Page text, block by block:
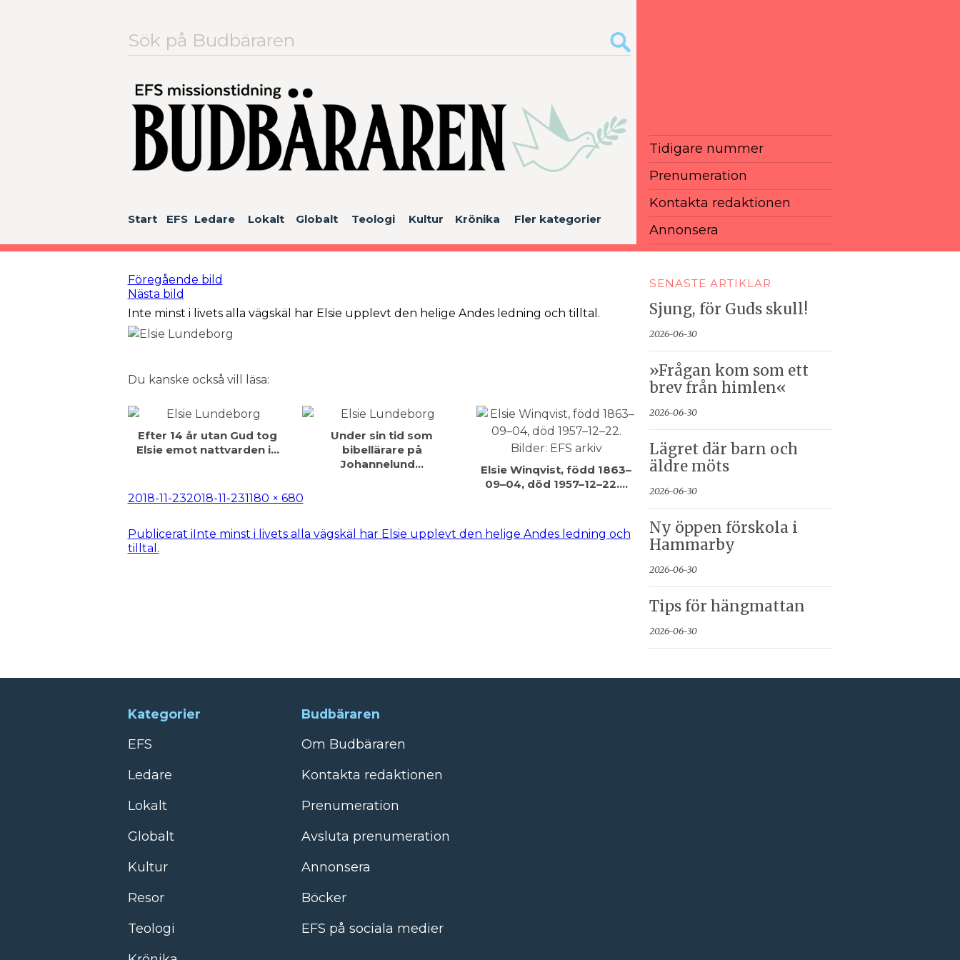
Sök
efter:
Start EFS Ledare Lokalt Globalt Teologi Kultur Krönika Fler kategorier
Tidigare nummer
Prenumeration
Kontakta redaktionen
Annonsera
Föregående bild
Nästa bild
Inte minst i livets alla vägskäl har Elsie upplevt den helige Andes ledning och tilltal.
Du kanske också vill läsa:
Efter 14 år utan Gud tog
Elsie emot nattvarden i…
Under sin tid som
bibellärare på
Johannelund…
Elsie Winqvist, född 1863–
09–04, död 1957–12–22.…
Postat
2018-11-232018-11-23Full
1180 × 680
Inläggsnavigering
Publicerat iInte minst i livets alla vägskäl har Elsie upplevt den helige Andes ledning och
tilltal.
SENASTE ARTIKLAR
Sjung, för Guds skull!
2026-06-30
»Frågan kom som ett
brev från himlen«
2026-06-30
Lägret där barn och
äldre möts
2026-06-30
Ny öppen förskola i
Hammarby
2026-06-30
Tips för hängmattan
2026-06-30
Kategorier
EFS
Ledare
Lokalt
Globalt
Kultur
Resor
Teologi
Budbäraren
Om Budbäraren
Kontakta redaktionen
Prenumeration
Avsluta prenumeration
Annonsera
Böcker
EFS på sociala medier